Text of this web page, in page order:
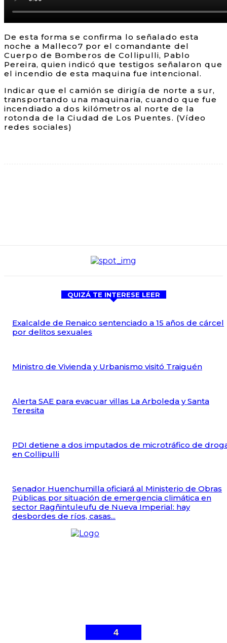
De esta forma se confirma lo señalado esta
noche a Malleco7 por el comandante del
Cuerpo de Bomberos de Collipulli, Pablo
Pereira, quien indicó que testigos señalaron que
el incendio de esta maquina fue intencional.
Indicar que el camión se dirigía de norte a sur,
transportando una maquinaria, cuando que fue
incendiado a dos kilómetros al norte de la
rotonda de la Ciudad de Los Puentes. (Vídeo
redes sociales)
QUIZÁ TE INTERESE LEER
Exalcalde de Renaico sentenciado a 15 años de cárcel
por delitos sexuales
Ministro de Vivienda y Urbanismo visitó Traiguén
Alerta SAE para evacuar villas La Arboleda y Santa
Teresita
PDI detiene a dos imputados de microtráfico de
en Collipulli
Senador Huenchumilla oficiará al Ministerio de Obras
Públicas por situación de emergencia climática en
sector Ragñintuleufu de Nueva Imperial: hay
desbordes de ríos, casas...
4